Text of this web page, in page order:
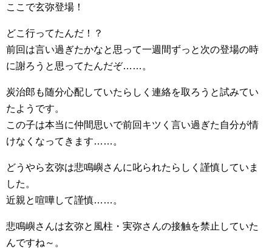
ここで玄弥登場！
どこ行ってたんだ！？
前回は言い過ぎたかなと思って一週間ずっと次の登場の時
に謝ろうと思ってたんだぞ……。
炭治郎も随分心配していたらしく連絡を取ろうと試みてい
たようです。
この子は本当に仲間思いで前回キツく言い過ぎた自分が情
けなくなってきます……。
どうやら玄弥は悲鳴嶼さんに叱られたらしく謹慎していま
した。
近親と喧嘩して謹慎……。
悲鳴嶼さんは玄弥と風柱・実弥さんの接触を禁止していた
んですね～。